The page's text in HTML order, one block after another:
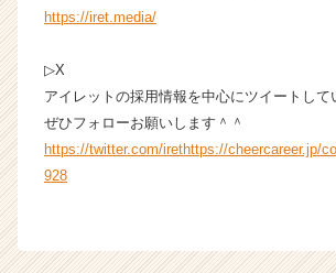
https://iret.media/
▷X
アイレットの採用情報を中心にツイートし
ぜひフォローお願いします＾＾
https://twitter.com/irethttps://cheercareer.jp/
928